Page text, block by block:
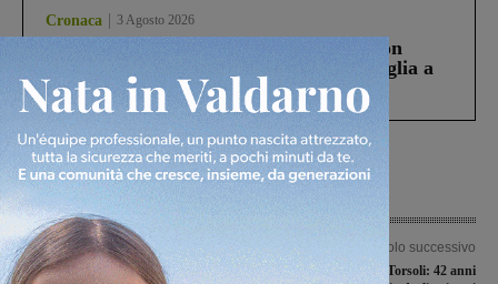
Cronaca 3 Agosto 2026
Scomparso da una struttura di Castiglion
Fiorentino l’uomo che aveva ucciso la figlia a
Levane nel 2020
Articolo precedente
Marco Ricci è il primo acquisto del
Articolo successivo
L’incidente aereo di Torsoli: 42 anni